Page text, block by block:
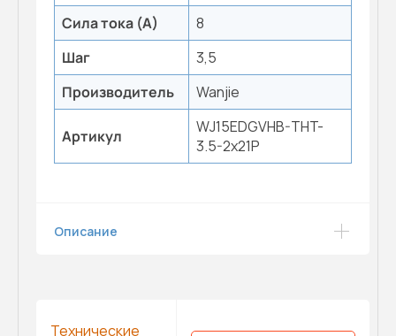
Сила тока (А)
8
Шаг
3,5
Производитель
Wanjie
Артикул
WJ15EDGVHB-THT-
3.5-2x21P
Описание
Технические